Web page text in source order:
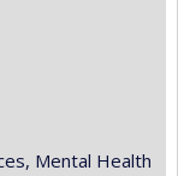
Mental Health